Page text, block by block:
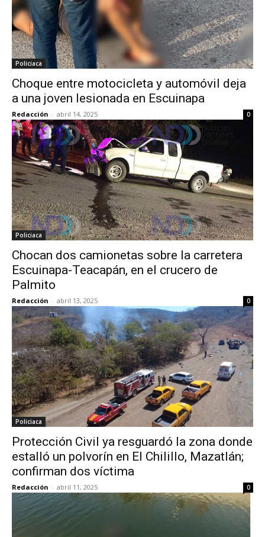
Policiaca
Choque entre motocicleta y automóvil deja
a una joven lesionada en Escuinapa
Redacción - abril 14, 2025 0
Policiaca
Chocan dos camionetas sobre la carretera
Escuinapa-Teacapán, en el crucero de
Palmito
Redacción - abril 13, 2025 0
Policiaca
Protección Civil ya resguardó la zona donde
estalló un polvorín en El Chilillo, Mazatlán;
confirman dos víctima
Redacción - abril 11, 2025 0